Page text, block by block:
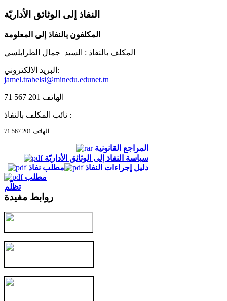
النفاذ إلى الوثائق الأداريّة
المكلفون بالنفاذ إلى المعلومة
المكلف بالنفاذ : السيد جمال الطرابلسي
البريد الالكتروني:
jamel.trabelsi@minedu.edunet.tn
نائب المكلف بالنفاذ :
المراجع القانونية
سياسة النفاذ إلى الوثائق الأداريّة
دليل إجراءات النفاذ
مطلب نفاذ
مطلب
تظلّم
روابط مفيدة